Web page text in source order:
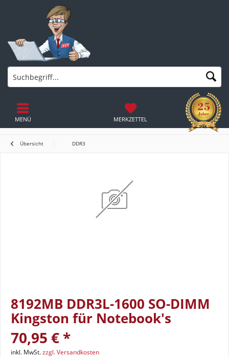
MERKZETTEL
MENÜ
Übersicht DDR3
8192MB DDR3L-1600 SO-DIMM
Kingston für Notebook's
70,95 € *
inkl. MwSt.zzgl. Versandkosten